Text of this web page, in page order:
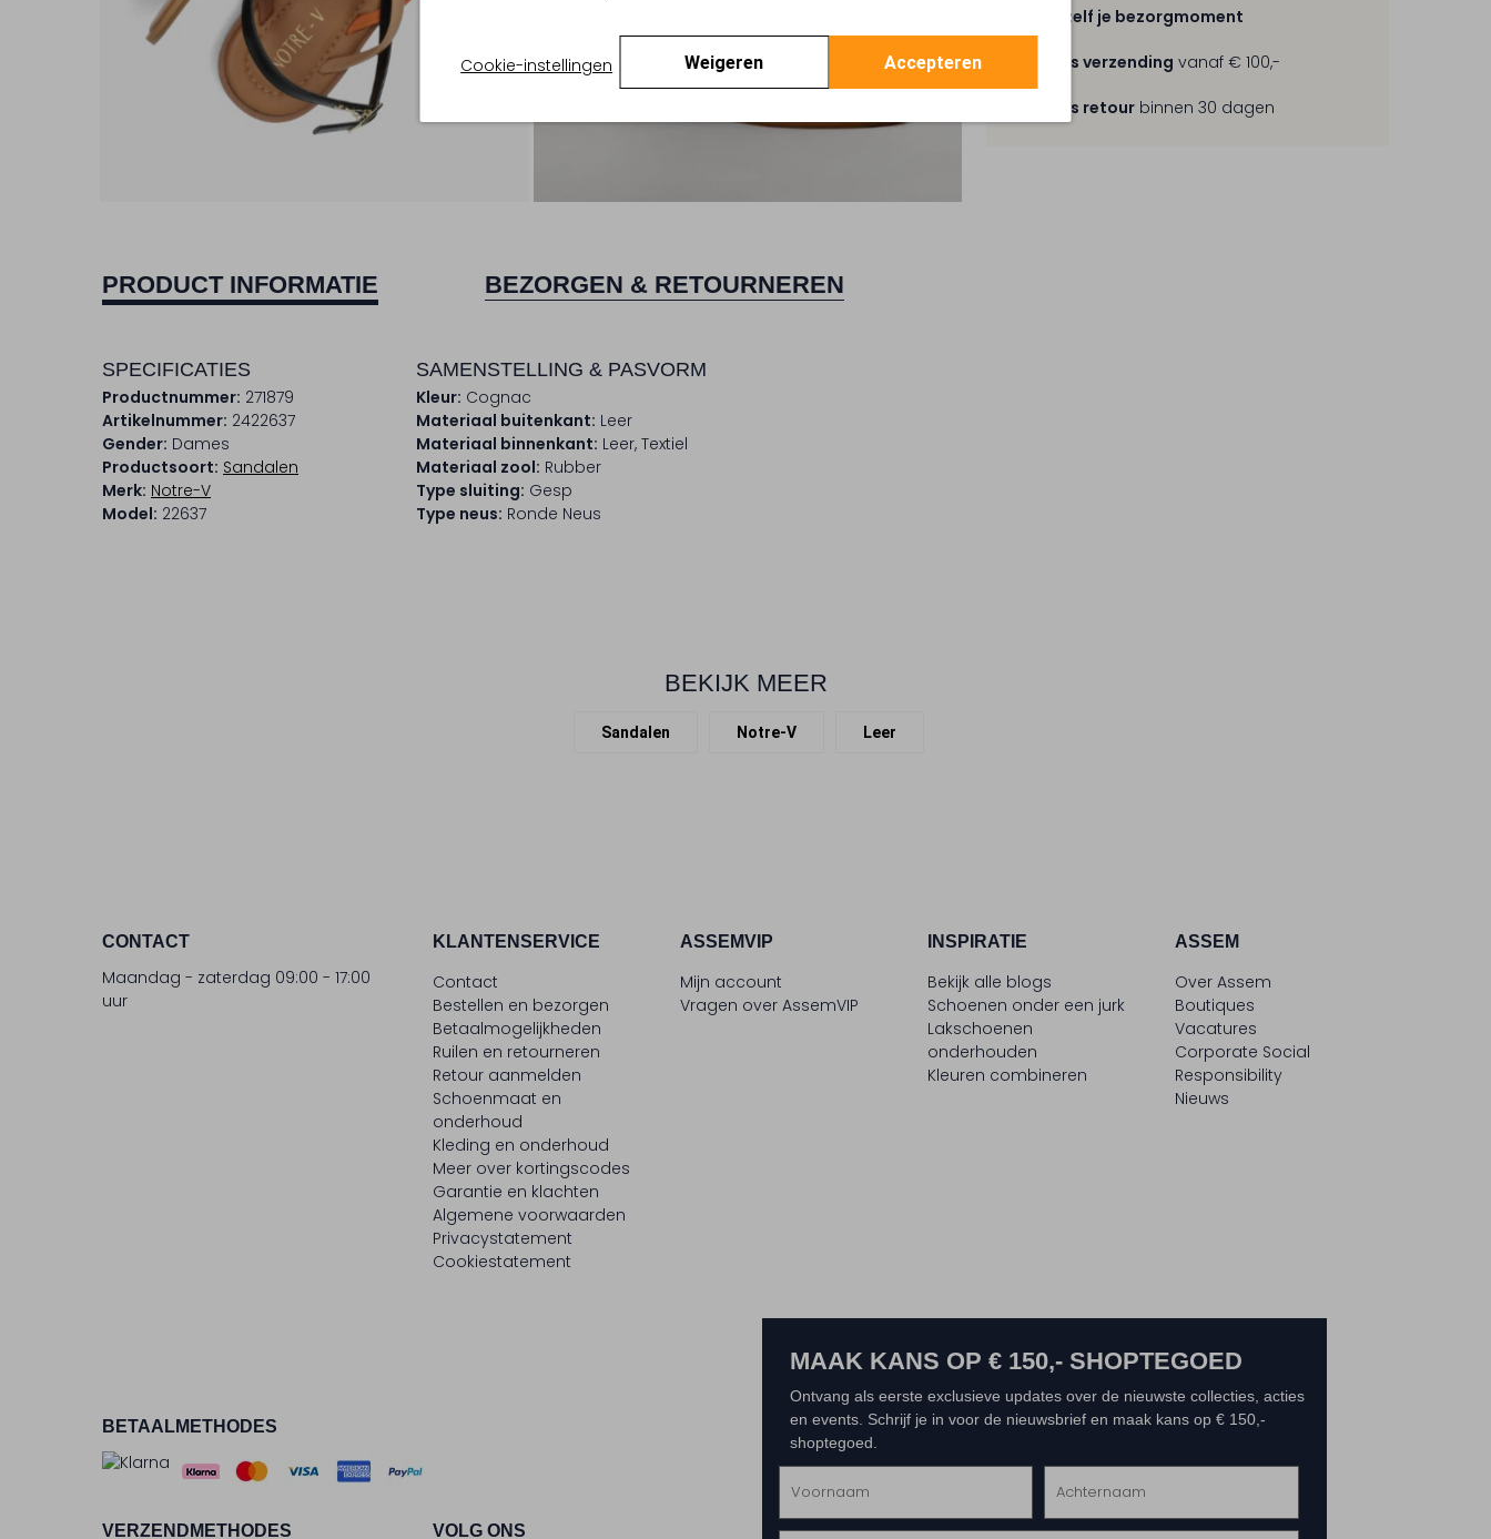
Cookie-instellingen Weigeren Accepteren
Kies zelf je bezorgmoment
Gratis verzending vanaf € 100,-
Gratis retour binnen 30 dagen
PRODUCT INFORMATIE BEZORGEN & RETOURNEREN
SPECIFICATIES
Productnummer: 271879
Artikelnummer: 2422637
Gender: Dames
Productsoort: Sandalen
Merk: Notre-V
Model: 22637
SAMENSTELLING & PASVORM
Kleur: Cognac
Materiaal buitenkant: Leer
Materiaal binnenkant: Leer, Textiel
Materiaal zool: Rubber
Type sluiting: Gesp
Type neus: Ronde Neus
BEKIJK MEER
Sandalen Notre-V Leer
CONTACT
Maandag - zaterdag 09:00 - 17:00
uur
KLANTENSERVICE
Contact
Bestellen en bezorgen
Betaalmogelijkheden
Ruilen en retourneren
Retour aanmelden
Schoenmaat en
onderhoud
Kleding en onderhoud
Meer over kortingscodes
Garantie en klachten
Algemene voorwaarden
Privacystatement
Cookiestatement
ASSEMVIP
Mijn account
Vragen over AssemVIP
INSPIRATIE
Bekijk alle blogs
Schoenen onder een jurk
Lakschoenen
onderhouden
Kleuren combineren
ASSEM
Over Assem
Boutiques
Vacatures
Corporate Social
Responsibility
Nieuws
BETAALMETHODES
VERZENDMETHODES VOLG ONS
MAAK KANS OP € 150,- SHOPTEGOED
Ontvang als eerste exclusieve updates over de nieuwste collecties, acties
en events. Schrijf je in voor de nieuwsbrief en maak kans op € 150,-
shoptegoed.